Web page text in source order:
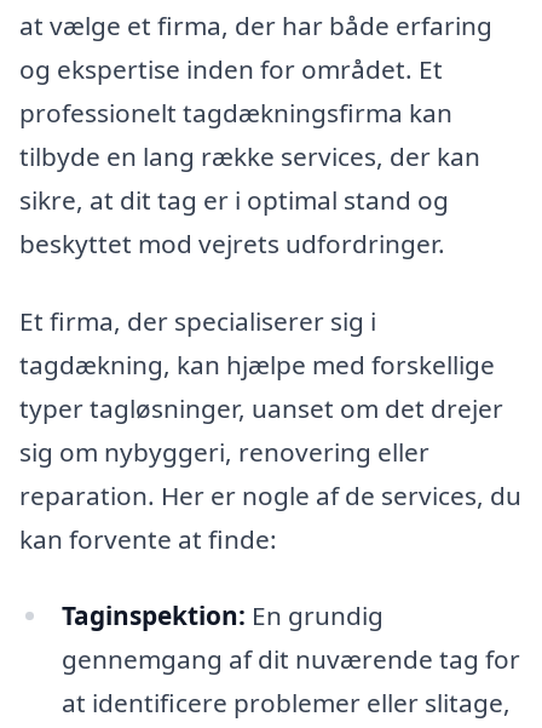
at vælge et firma, der har både erfaring
og ekspertise inden for området. Et
professionelt tagdækningsfirma kan
tilbyde en lang række services, der kan
sikre, at dit tag er i optimal stand og
beskyttet mod vejrets udfordringer.
Et firma, der specialiserer sig i
tagdækning, kan hjælpe med forskellige
typer tagløsninger, uanset om det drejer
sig om nybyggeri, renovering eller
reparation. Her er nogle af de services, du
kan forvente at finde:
Taginspektion: En grundig
gennemgang af dit nuværende tag for
at identificere problemer eller slitage,